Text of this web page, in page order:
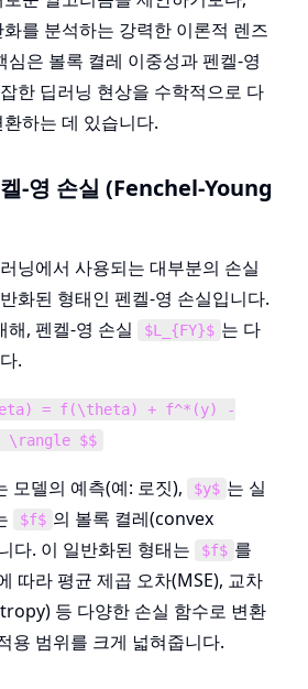
를 분석하는 강력한 이론적 렌즈
심은 볼록 켤레 이중성과 펜켈-영
한 딥러닝 현상을 수학적으로 다
하는 데 있습니다.
-영 손실 (Fenchel-Young
닝에서 사용되는 대부분의 손실
화된 형태인 펜켈-영 손실입니다.
해, 펜켈-영 손실 $L_{FY}$ 는 다
.
= f(\theta) + f^*(y) -
$$
모델의 예측(예: 로짓), $y$ 는 실
$f$ 의 볼록 켤레(convex
다. 이 일반화된 형태는
$f$ 를
따라 평균 제곱 오차(MSE), 교차
등 다양한 손실 함수로 변환
용 범위를 크게 넓혀줍니다.